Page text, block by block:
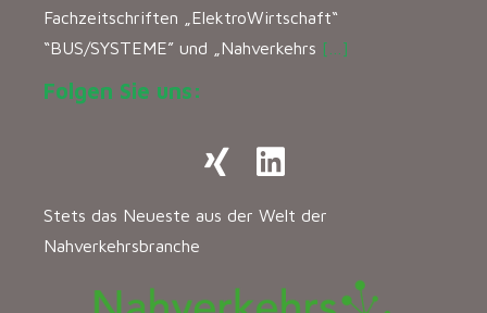
Fachzeitschriften „ElektroWirtschaft“
“BUS/SYSTEME” und „Nahverkehrs […]
Folgen Sie uns:
Stets das Neueste aus der Welt der
Nahverkehrsbranche